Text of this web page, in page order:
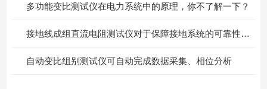
多功能变比测试仪在电力系统中的原理，你不了解一下？
接地线成组直流电阻测试仪对于保障接地系统的可靠性具有重要意义
自动变比组别测试仪可自动完成数据采集、相位分析